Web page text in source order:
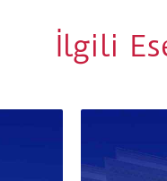
İlgili